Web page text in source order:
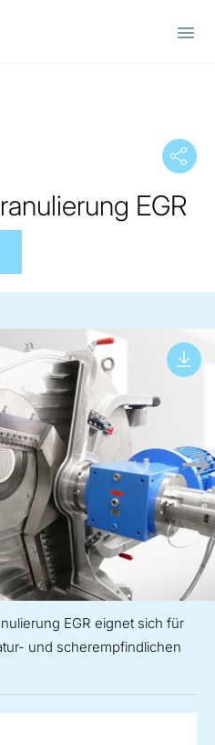
EGR
EGR eignet sich für
und scherempfindlichen